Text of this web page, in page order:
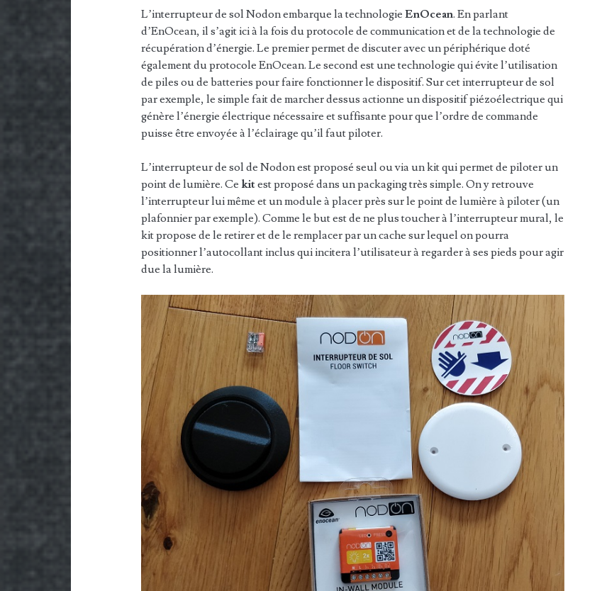
L’interrupteur de sol Nodon embarque la technologieEnOcean. En parlant
d’EnOcean, il s’agit ici à la fois du protocole de communication et de la technologie de
récupération d’énergie. Le premier permet de discuter avec un périphérique doté
également du protocole EnOcean. Le second est une technologie qui évite l’utilisation
de piles ou de batteries pour faire fonctionner le dispositif. Sur cet interrupteur de sol
par exemple, le simple fait de marcher dessus actionne un dispositif piézoélectrique qui
génère l’énergie électrique nécessaire et suffisante pour que l’ordre de commande
puisse être envoyée à l’éclairage qu’il faut piloter.
L’interrupteur de sol de Nodon est proposé seul ou via un kit qui permet de piloter un
point de lumière. Ce kitest proposé dans un packaging très simple. On y retrouve
l’interrupteur lui même et un module à placer près sur le point de lumière à piloter (un
plafonnier par exemple). Comme le but est de ne plus toucher à l’interrupteur mural, le
kit propose de le retirer et de le remplacer par un cache sur lequel on pourra
positionner l’autocollant inclus qui incitera l’utilisateur à regarder à ses pieds pour agir
due la lumière.